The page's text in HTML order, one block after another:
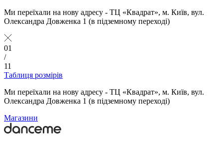
Ми переїхали на нову адресу - ТЦ «Квадрат», м. Київ, вул.
Олександра Довженка 1 (в підземному переході)
01
/
11
Таблиця розмірів
Ми переїхали на нову адресу - ТЦ «Квадрат», м. Київ, вул.
Олександра Довженка 1 (в підземному переході)
Магазини